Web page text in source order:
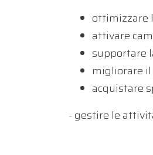
ottimizzare
attivare
supportare
migliorare
acquistare
- gestire le